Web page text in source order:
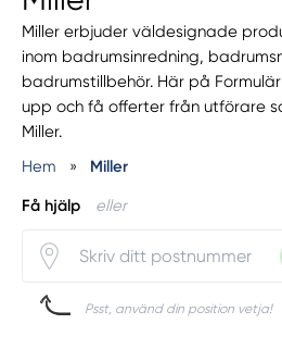
Miller erbjuder väldesignade
inom badrumsinredning,
badrumstillbehör. Här på
upp och få offerter från utförare
Miller.
Hem
» Miller
Få hjälp eller
Psst, använd din position vetja!